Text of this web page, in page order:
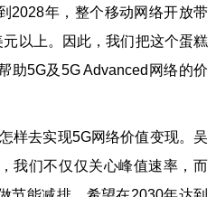
2028年，整个移动网络开放带
以上。因此，我们把这个蛋糕
助5G及5G Advanced网络的价
样去实现5G网络价值变现。吴
我们不仅仅关心峰值速率，而